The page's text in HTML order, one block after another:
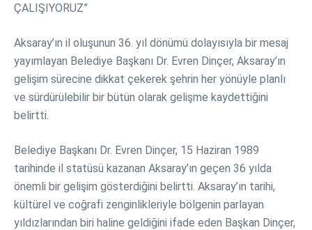
ÇALIŞIYORUZ”
Aksaray’ın il oluşunun 36. yıl dönümü dolayısıyla bir mesaj
yayımlayan Belediye Başkanı Dr. Evren Dinçer, Aksaray’ın
gelişim sürecine dikkat çekerek şehrin her yönüyle planlı
ve sürdürülebilir bir bütün olarak gelişme kaydettiğini
belirtti.
Belediye Başkanı Dr. Evren Dinçer, 15 Haziran 1989
tarihinde il statüsü kazanan Aksaray’ın geçen 36 yılda
önemli bir gelişim gösterdiğini belirtti. Aksaray’ın tarihi,
kültürel ve coğrafi zenginlikleriyle bölgenin parlayan
yıldızlarından biri haline geldiğini ifade eden Başkan Dinçer,